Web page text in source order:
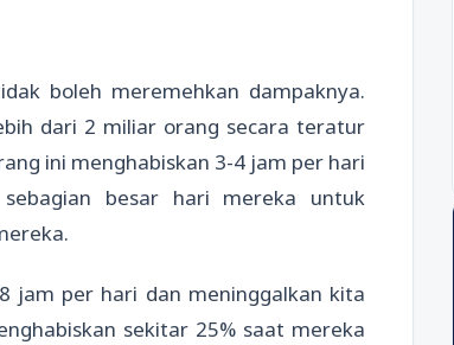
boleh meremehkan dampaknya.
dari 2 miliar orang secara teratur
ini menghabiskan 3-4 jam per hari
besar hari mereka untuk
jam per hari dan meninggalkan kita
sekitar 25% saat mereka